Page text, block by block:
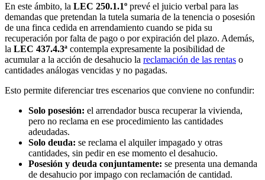
En este ámbito, la LEC 250.1.1º prevé el juicio verbal para las
demandas que pretendan la tutela sumaria de la tenencia o posesión
de una finca cedida en arrendamiento cuando se pida su
recuperación por falta de pago o por expiración del plazo. Además,
la LEC 437.4.3ª contempla expresamente la posibilidad de
acumular a la acción de desahucio la reclamación de las rentas o
cantidades análogas vencidas y no pagadas.
Esto permite diferenciar tres escenarios que conviene no confundir:
Solo posesión: el arrendador busca recuperar la vivienda,
pero no reclama en ese procedimiento las cantidades
adeudadas.
Solo deuda: se reclama el alquiler impagado y otras
cantidades, sin pedir en ese momento el desahucio.
Posesión y deuda conjuntamente: se presenta una demanda
de desahucio por impago con reclamación de cantidad.